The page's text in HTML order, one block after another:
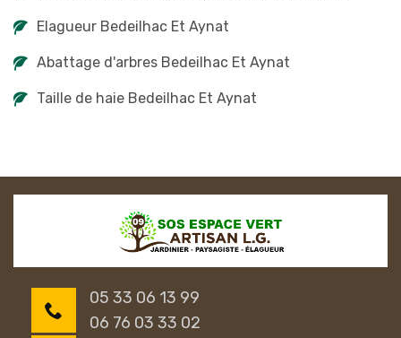
Elagueur Bedeilhac Et Aynat
Abattage d'arbres Bedeilhac Et Aynat
Taille de haie Bedeilhac Et Aynat
05 33 06 13 99
06 76 03 33 02